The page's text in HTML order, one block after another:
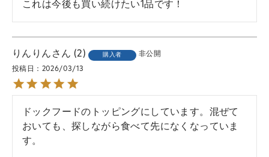
これは今後も買い続けたい1品です！
りんりん 2 購入者 非公開
投稿日 2026/03/13
ドックフードのトッピングにしています。混ぜて
おいても、探しながら食べて先になくなっていま
す。